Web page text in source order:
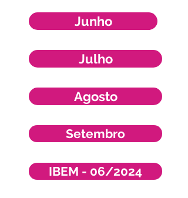
Junho
Julho
Agosto
Setembro
IBEM - 06/2024